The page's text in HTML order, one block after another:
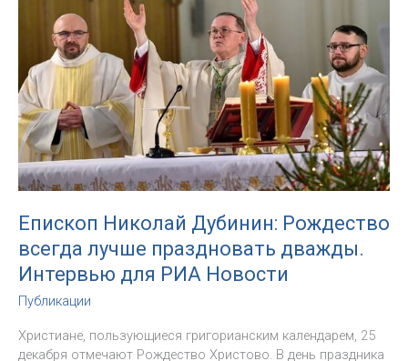
воспоминаниях
архиепископа
Павла
Пецци
Епископ Николай Дубинин: Рождество
всегда лучше праздновать дважды.
Интервью для РИА Новости
Публикации
Христиане, пользующиеся григорианским календарем, 25
декабря отмечают Рождество Христово. В день праздника